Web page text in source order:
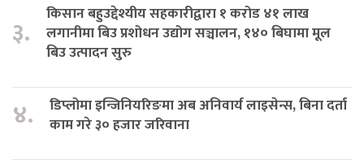
३.
किसान बहुउद्देश्यीय सहकारीद्वारा १ करोड ४१ लाख
लगानीमा बिउ प्रशोधन उद्योग सञ्चालन, १४० बिघामा मूल
बिउ उत्पादन सुरु
४.
डिप्लोमा इन्जिनियरिङमा अब अनिवार्य लाइसेन्स, बिना दर्ता
काम गरे ३० हजार जरिवाना